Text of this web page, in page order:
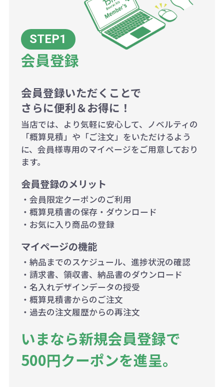
例：200個未満（1式：18,000円）
200個~499個の場合：42円（1個
当たり）
500個~999個の場合：35円（1個
1,000個以上：28円（1個当た
り）
会員登録
会員登録いただくことで
さらに便利＆お得に！
当店では、より気軽に安心して、ノベルティの
「概算見積」や「ご注文」をいただけるよう
に、会員様専用のマイページをご用意しており
ます。
会員登録のメリット
・会員限定クーポンのご利用
・概算見積書の保存・ダウンロード
・お気に入り商品の登録
マイページの機能
・納品までのスケジュール、進捗状況の確認
・請求書、領収書、納品書のダウンロード
・名入れデザインデータの授受
・概算見積書からのご注文
・過去の注文履歴からの再注文
いまなら新規会員登録で
500円クーポンを進呈。